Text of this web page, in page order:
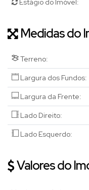
Estágio do Imóvel:
Medidas do
Terreno:
Largura dos Fundos:
Largura da Frente:
Lado Direito:
Lado Esquerdo:
Valores do